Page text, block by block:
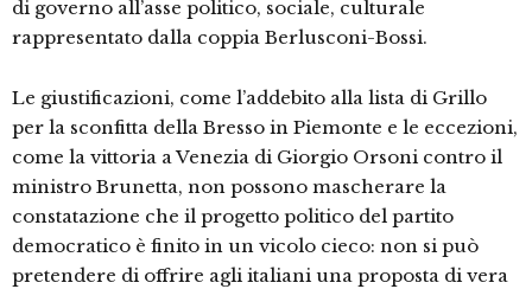
di governo all’asse politico, sociale, culturale
rappresentato dalla coppia Berlusconi-Bossi.
Le giustificazioni, come l’addebito alla lista di Grillo
per la sconfitta della Bresso in Piemonte e le eccezioni,
come la vittoria a Venezia di Giorgio Orsoni contro il
ministro Brunetta, non possono mascherare la
constatazione che il progetto politico del partito
democratico è finito in un vicolo cieco: non si può
pretendere di offrire agli italiani una proposta di vera